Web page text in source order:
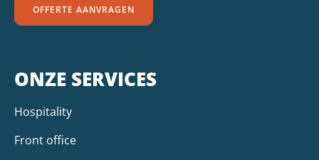
OFFERTE AANVRAGEN
ONZE SERVICES
Hospitality
Front office